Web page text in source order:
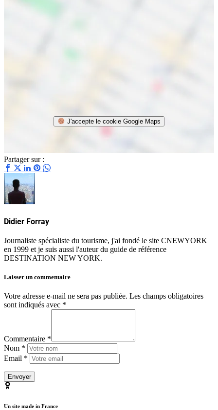
J'accepte le cookie Google Maps
Partager sur :
Didier Forray
Journaliste spécialiste du tourisme, j'ai fondé le site CNEWYORK
en 1999 et je suis aussi l'auteur du guide de référence
DESTINATION NEW YORK.
Laisser un commentaire
Votre adresse e-mail ne sera pas publiée. Les champs obligatoires
sont indiqués avec *
Commentaire *
Nom *
Email *
Un site made in France